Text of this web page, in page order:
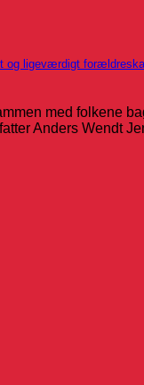
og ligeværdigt
med folkene
Anders Wendt